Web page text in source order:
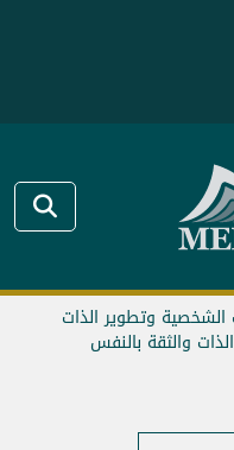
الشخصية وتطوير الذات
والثقة بالنفس